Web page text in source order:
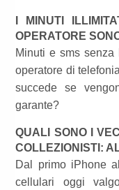
I MINUTI
OPERATORE
Minuti e sms senza
operatore di
succede se
garante?
QUALI SONO I
COLLEZIONISTI:
Dal primo iPhone
cellulari oggi